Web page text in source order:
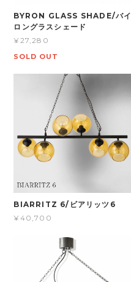
BYRON GLASS SHADE/バイ
ロングラスシェード
¥27,280
SOLD OUT
BIARRITZ 6/ビアリッツ6
¥40,700